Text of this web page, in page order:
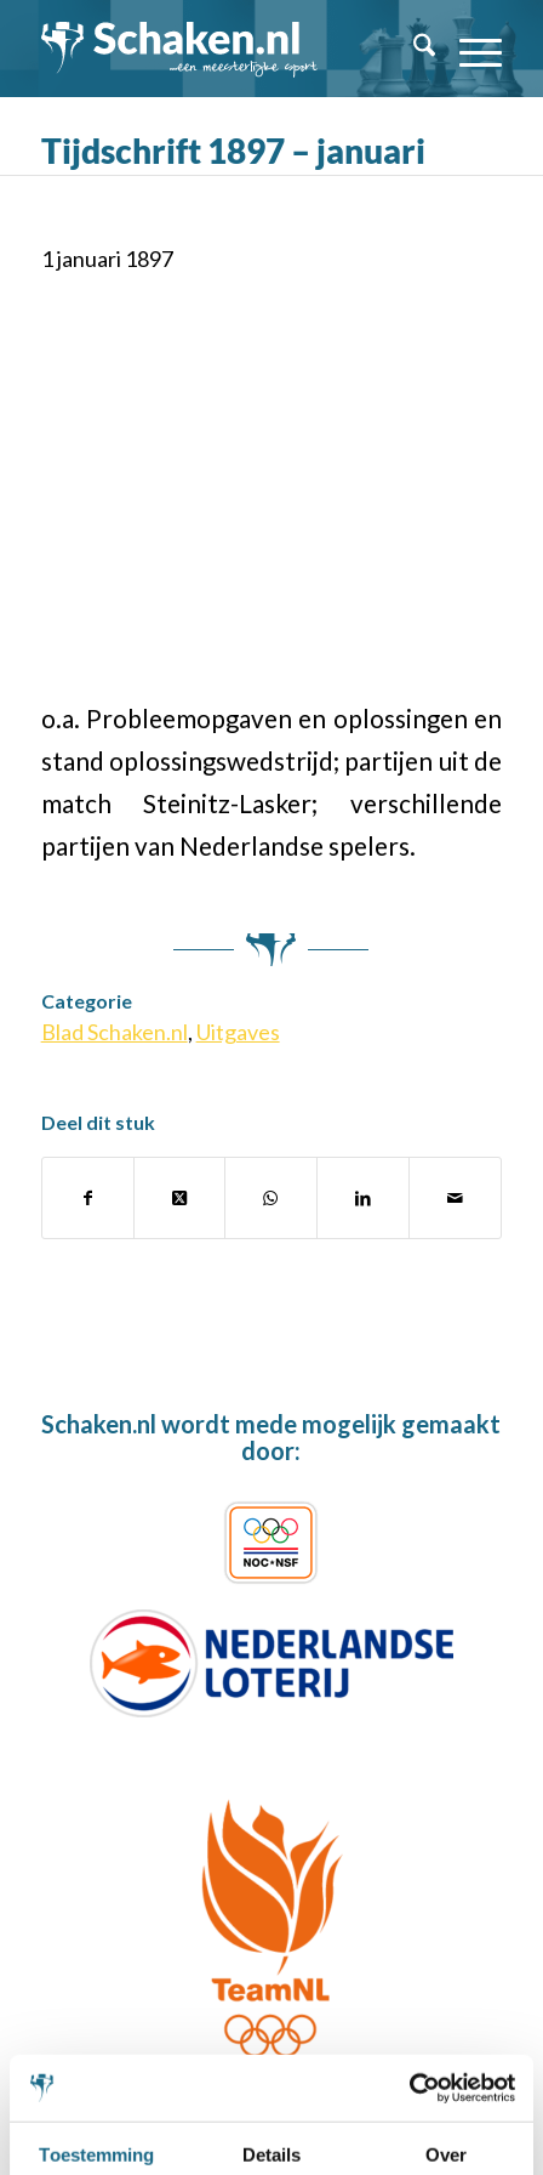
Toestemming Details Over
Tijdschrift 1897 – januari
1 januari 1897
o.a. Probleemopgaven en oplossingen en
stand oplossingswedstrijd; partijen uit de
match Steinitz-Lasker; verschillende
partijen van Nederlandse spelers.
Categorie
Blad Schaken.nl, Uitgaves
Deel dit stuk
Schaken.nl wordt mede mogelijk gemaakt
door: